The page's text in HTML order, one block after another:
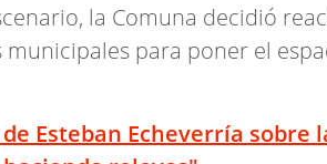
la Comuna decidió
para poner el
Esteban Echeverría sobre